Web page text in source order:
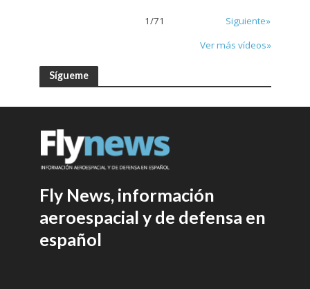
1/71
Siguiente»
Ver más vídeos»
Sígueme
Fly News, información
aeroespacial y de defensa en
español